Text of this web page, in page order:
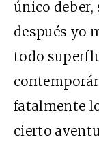
único deber,
después yo
todo
fatalmente
cierto